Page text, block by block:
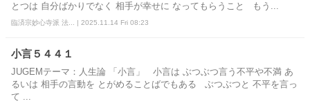
とつは 自分ばかりでなく 相手が幸せに なってもらうこと もう...
臨済宗妙心寺派 法... | 2025.11.14 Fri 08:23
小言５４４１
JUGEMテーマ：人生論 「小言」 小言は ぶつぶつ言う不平や不満 あ
るいは 相手の言動を とがめることばでもある ぶつぶつと 不平を言っ
て ...